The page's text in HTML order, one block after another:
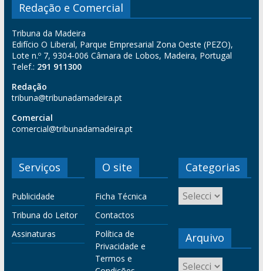
Redação e Comercial
Tribuna da Madeira
Edifício O Liberal, Parque Empresarial Zona Oeste (PEZO),
Lote n.º 7, 9304-006 Câmara de Lobos, Madeira, Portugal
Telef.: 291 911300
Redação
tribuna@tribunadamadeira.pt
Comercial
comercial@tribunadamadeira.pt
Serviços
Publicidade
Tribuna do Leitor
Assinaturas
O site
Ficha Técnica
Contactos
Política de
Privacidade e
Termos e
Categorias
Arquivo